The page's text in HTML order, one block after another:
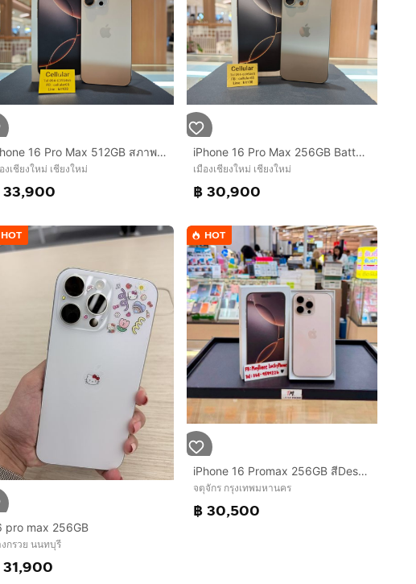
iPhone 16 Pro Max 512GB สภาพสวยมาก เครื่องไทย รับผ่อนบัตร
งเชียงใหม่ เชียงใหม่
33,900
iPhone 16 Pro Max 256GB Batt96 เครื่องไทย สภาพสวยมาก รับผ่อนบัตร
เมืองเชียงใหม่ เชียงใหม่
฿ 30,900
HOT
pro max 256GB
กรวย นนทบุรี
HOT
iPhone 16 Promax 256GB สีDesert สวยมากๆ
จตุจักร กรุงเทพมหานคร
฿ 30,500